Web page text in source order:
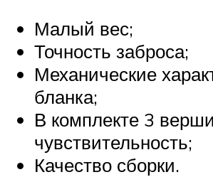
Малый вес;
Точность заброса;
Механические
бланка;
В комплекте 3
чувствительность;
Качество сборки.